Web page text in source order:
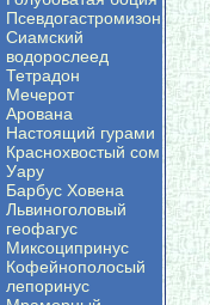
Псевдогастромизон
Сиамский
водорослеед
Тетрадон
Мечерот
Арована
Настоящий гурами
Краснохвостый сом
Уару
Барбус Ховена
Львиноголовый
геофагус
Миксоципринус
Кофейнополосый
лепоринус